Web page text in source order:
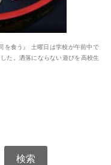
を食う』 土曜日は学校が午前中で
た。洒落にならない遊びを高校生
検索